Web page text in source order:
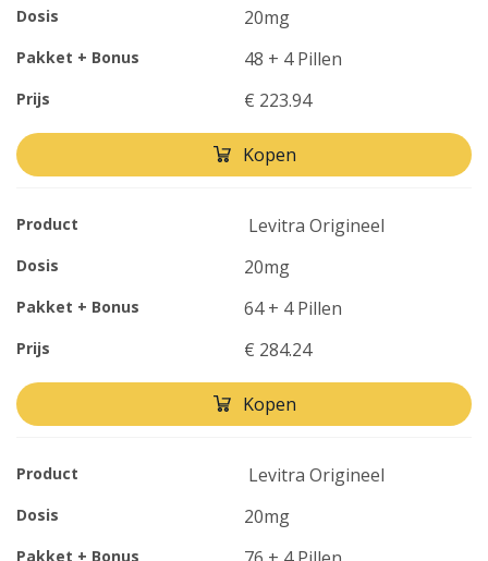
Dosis 20mg
Pakket + Bonus 48 + 4 Pillen
Prijs € 223.94
Kopen
Product Levitra Origineel
Dosis 20mg
Pakket + Bonus 64 + 4 Pillen
Prijs € 284.24
Kopen
Product Levitra Origineel
Dosis 20mg
Pakket + Bonus